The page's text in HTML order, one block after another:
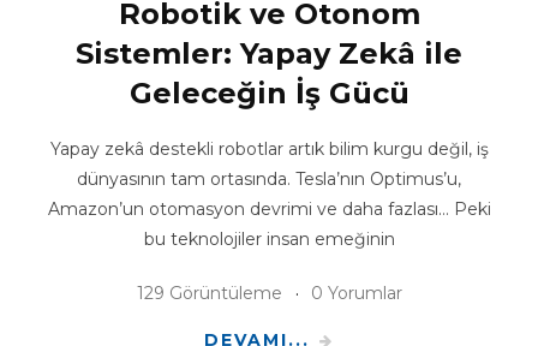
Robotik ve Otonom
Sistemler: Yapay Zekâ ile
Geleceğin İş Gücü
Yapay zekâ destekli robotlar artık bilim kurgu değil, iş
dünyasının tam ortasında. Tesla’nın Optimus’u,
Amazon’un otomasyon devrimi ve daha fazlası… Peki
bu teknolojiler insan emeğinin
129 Görüntüleme 0 Yorumlar
DEVAMI...